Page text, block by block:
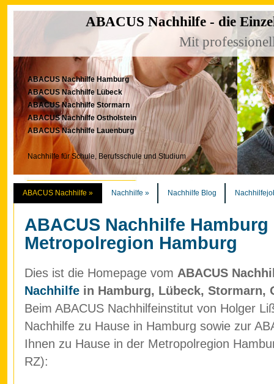
ABACUS Nachhilfe - die
Mit
ABACUS Nachhilfe Hamburg
ABACUS Nachhilfe Lübeck
ABACUS Nachhilfe Stormarn
ABACUS Nachhilfe Ostholstein
ABACUS Nachhilfe Lauenburg
Nachhilfe für Schule, Berufsschule und Studium
ABACUS Nachhilfe » Nachhilfe » Nachhilfe Blog
ABACUS Nachhilfe Hamburg
Metropolregion Hamburg
Dies ist die Homepage vom ABACUS
Nachhilfe in Hamburg, Lübeck, Stormarn,
Beim ABACUS Nachhilfeinstitut von Holger
Nachhilfe zu Hause in Hamburg sowie zur
Ihnen zu Hause in der Metropolregion
RZ):